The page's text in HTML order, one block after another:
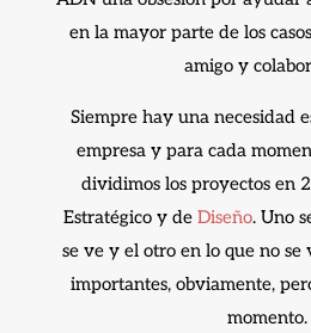
en la mayor parte de los
amigo y
Siempre hay una necesidad
empresa y para cada
dividimos los proyectos en
Estratégico y de Diseño. Uno
se ve y el otro en lo que no se
importantes, obviamente,
momento.